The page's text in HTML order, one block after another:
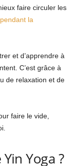
faire circuler les
la
et d’apprendre à
C’est grâce à
de relaxation et de
faire le vide,
Yoga ?